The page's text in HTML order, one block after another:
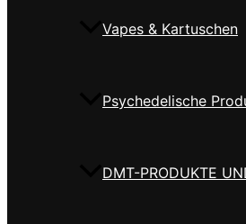
Vapes & Kartuschen
Psychedelische
DMT-PRODUKTE